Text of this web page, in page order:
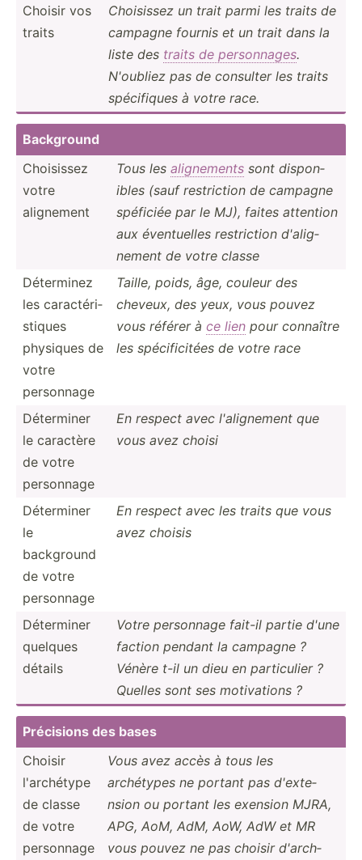
Choisir vos
traits
Choisissez un trait parmi les traits de
campagne fournis et un trait dans la
liste des traits de person­nages.
N'oubliez pas de consulter les traits
spécif­iques à votre race.
Background
Choisissez
votre
alignement
Tous les aligne­ments sont dispon­
ibles (sauf restri­ction de campagne
spéficiée par le MJ), faites attention
aux éventu­elles restri­ction d'alig­
nement de votre classe
Déterminez
les caract­éri­
stiques
physiques de
votre
personnage
Taille, poids, âge, couleur des
cheveux, des yeux, vous pouvez
vous référer à ce lien pour connaître
les spécif­icitées de votre race
Déterminer
le caractère
de votre
personnage
En respect avec l'alig­nement que
vous avez choisi
Déterminer
le
background
de votre
personnage
En respect avec les traits que vous
avez choisis
Déterminer
quelques
détails
Votre personnage fait-il partie d'une
faction pendant la campagne ?
Vénère t-il un dieu en partic­ulier ?
Quelles sont ses motiva­tions ?
Précisions des bases
Choisir
l'arch­étype
de classe
de votre
personnage
Vous avez accès à tous les
archétypes ne portant pas d'exte­
nsion ou portant les exension MJRA,
APG, AoM, AdM, AoW, AdW et MR
vous pouvez ne pas choisir d'arch­